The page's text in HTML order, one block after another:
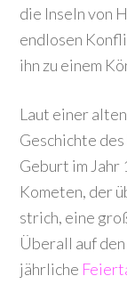
die Inseln von
endlosen
ihn zu einem
Laut einer
Geschichte
Geburt im Jahr
Kometen, der
strich, eine
Überall auf
jährliche